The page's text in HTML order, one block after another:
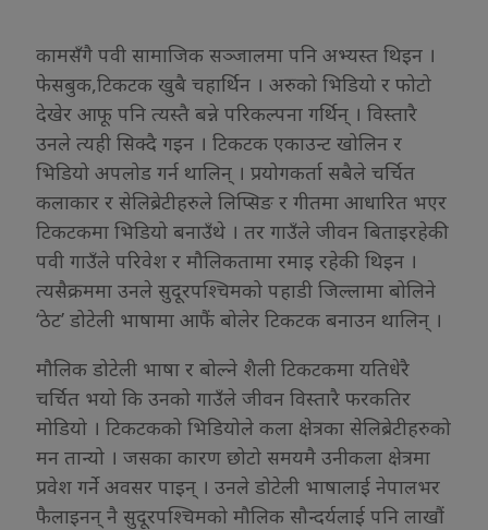
कामसँगै पवी सामाजिक सञ्जालमा पनि अभ्यस्त थिइन ।
फेसबुक,टिकटक खुबै चहार्थिन । अरुको भिडियो र फोटो
देखेर आफू पनि त्यस्तै बन्ने परिकल्पना गर्थिन् । विस्तारै
उनले त्यही सिक्दै गइन । टिकटक एकाउन्ट खोलिन र
भिडियो अपलोड गर्न थालिन् । प्रयोगकर्ता सबैले चर्चित
कलाकार र सेलिब्रेटीहरुले लिप्सिङ र गीतमा आधारित भएर
टिकटकमा भिडियो बनाउँथे । तर गाउँले जीवन बिताइरहेकी
पवी गाउँले परिवेश र मौलिकतामा रमाइ रहेकी थिइन ।
त्यसैक्रममा उनले सुदूरपश्चिमको पहाडी जिल्लामा बोलिने
‘ठेट’ डोटेली भाषामा आफैं बोलेर टिकटक बनाउन थालिन् ।
मौलिक डोटेली भाषा र बोल्ने शैली टिकटकमा यतिधेरै
चर्चित भयो कि उनको गाउँले जीवन विस्तारै फरकतिर
मोडियो । टिकटकको भिडियोले कला क्षेत्रका सेलिब्रेटीहरुको
मन तान्यो । जसका कारण छोटो समयमै उनीकला क्षेत्रमा
प्रवेश गर्ने अवसर पाइन् । उनले डोटेली भाषालाई नेपालभर
फैलाइनन् नै सुदूरपश्चिमको मौलिक सौन्दर्यलाई पनि लाखौं